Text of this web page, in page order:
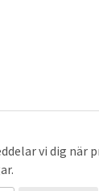
vi dig när